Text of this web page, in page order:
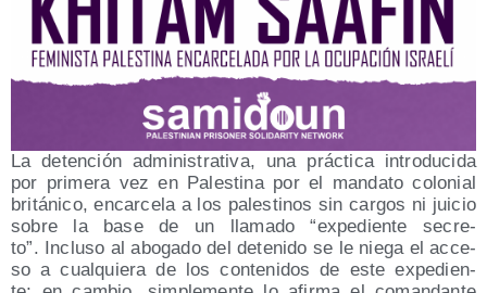
La deten­ción admi­nis­tra­ti­va, una prác­ti­ca intro­du­ci­da
por pri­me­ra vez en Pales­ti­na por el man­da­to colo­nial
bri­tá­ni­co, encar­ce­la a los pales­ti­nos sin car­gos ni jui­cio
sobre la base de un lla­ma­do “expe­dien­te secre­
to”. Inclu­so al abo­ga­do del dete­ni­do se le nie­ga el acce­
so a cual­quie­ra de los con­te­ni­dos de este expe­dien­